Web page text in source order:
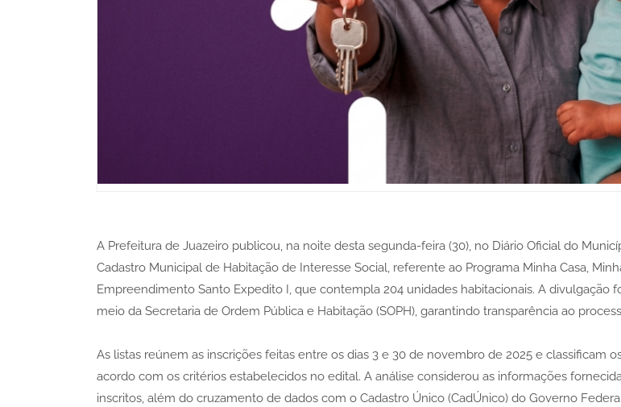
A Prefeitura de Juazeiro publicou, na noite desta segunda-feira (30), no Diário Oficial do
Cadastro Municipal de Habitação de Interesse Social, referente ao Programa Minha Casa,
Empreendimento Santo Expedito I, que contempla 204 unidades habitacionais. A divulgação
meio da Secretaria de Ordem Pública e Habitação (SOPH), garantindo transparência ao
As listas reúnem as inscrições feitas entre os dias 3 e 30 de novembro de 2025 e classificam
acordo com os critérios estabelecidos no edital. A análise considerou as informações
inscritos, além do cruzamento de dados com o Cadastro Único (CadÚnico) do Governo